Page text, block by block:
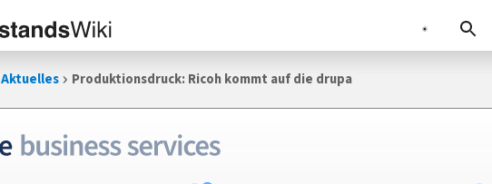
Aktuelles Produktionsdruck: Ricoh kommt auf die drupa